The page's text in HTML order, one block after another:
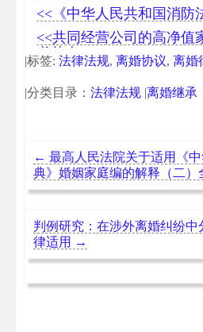
<<《中华人民共和国消防
<<共同经营公司的高净值
书范本
|标签: 法律法规, 离婚协议, 离婚
|分类目录： 法律法规 |离婚继承
← 最高人民法院关于适用《
典》婚姻家庭编的解释（二）
判例研究：在涉外离婚纠纷
律适用 →